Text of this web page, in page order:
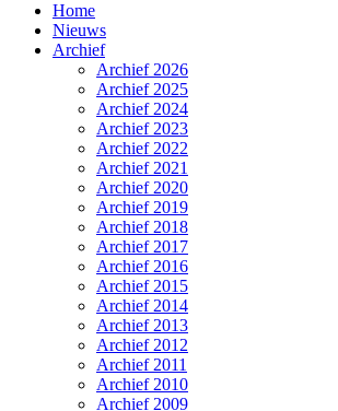
Home
Nieuws
Archief
Archief 2026
Archief 2025
Archief 2024
Archief 2023
Archief 2022
Archief 2021
Archief 2020
Archief 2019
Archief 2018
Archief 2017
Archief 2016
Archief 2015
Archief 2014
Archief 2013
Archief 2012
Archief 2011
Archief 2010
Archief 2009